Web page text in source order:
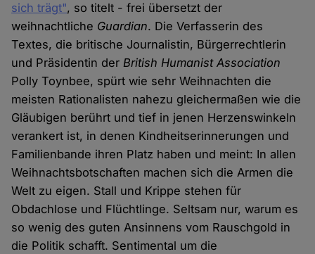
sich trägt", so titelt - frei übersetzt der
weihnachtliche Guardian. Die Verfasserin des
Textes, die britische Journalistin, Bürgerrechtlerin
und Präsidentin derBritish Humanist Association
Polly Toynbee, spürt wie sehr Weihnachten die
meisten Rationalisten nahezu gleichermaßen wie die
Gläubigen berührt und tief in jenen Herzenswinkeln
verankert ist, in denen Kindheitserinnerungen und
Familienbande ihren Platz haben und meint: In allen
Weihnachtsbotschaften machen sich die Armen die
Welt zu eigen. Stall und Krippe stehen für
Obdachlose und Flüchtlinge. Seltsam nur, warum es
so wenig des guten Ansinnens vom Rauschgold in
die Politik schafft. Sentimental um die